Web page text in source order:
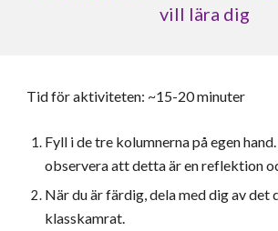
vill lära dig
Tid för aktiviteten: ~15-20 minuter
Fyll i de tre kolumnerna på egen hand
observera att detta är en reflektion
När du är färdig, dela med dig av det
klasskamrat.